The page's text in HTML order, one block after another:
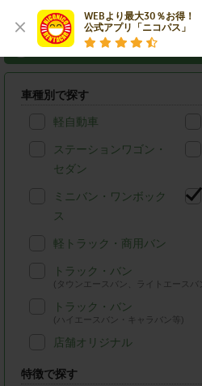
WEBより最大30％お得！
公式アプリ「ニコパス」
岡山市北区のニコニコレン
車種別で探す
軽自動車
ステーションワゴン・
セダン
ミニバン・ワンボック
ス
軽トラック・商用バン
トラック・バン
(タウンエースバン、ライトエースバ
トラック・バン
(ハイエースバン・キャラバン等)
店舗オリジナル
特徴で探す